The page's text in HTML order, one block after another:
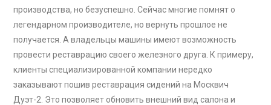
производства, но безуспешно. Сейчас многие помнят о
легендарном производителе, но вернуть прошлое не
получается. А владельцы машины имеют возможность
провести реставрацию своего железного друга. К примеру,
клиенты специализированной компании нередко
заказываютпошив реставрация сидений на Москвич
Дуэт-2 . Это позволяет обновить внешний вид салона и